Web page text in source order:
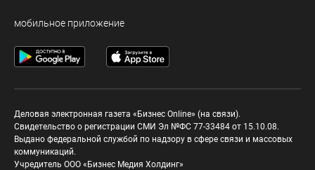
мобильное приложение
Деловая электронная газета «Бизнес Online» (на связи).
Свидетельство о регистрации СМИ Эл №ФС 77-33484 от 15.10.08.
Выдано федеральной службой по надзору в сфере связи и массовых
коммуникаций.
Учредитель ООО «Бизнес Медия Холдинг»